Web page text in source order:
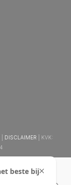
DISCLAIMER | KVK:
bij
beste bij